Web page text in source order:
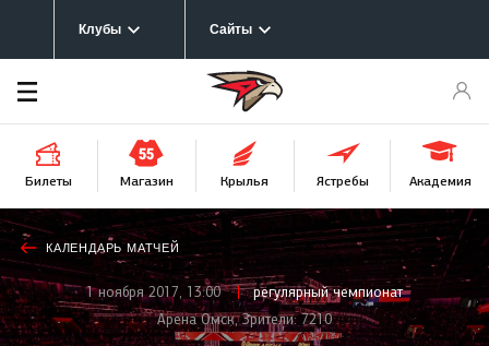
Клубы Сайты
Билеты Магазин Крылья Ястребы Академия
Афиша
предстоящего
матчаКАЛЕНДАРЬ МАТЧЕЙ
1 ноября 2017, 13:00
регулярный чемпионат
Арена Омск, Зрители: 7210